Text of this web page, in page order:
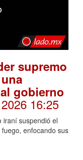
supremo
gobierno
16:25
iraní suspendió el
enfocando sus